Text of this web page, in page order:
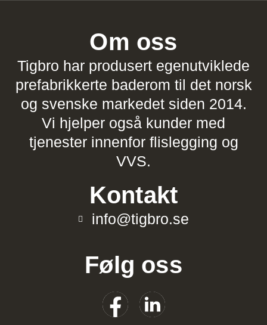
Om oss
Tigbro har produsert egenutviklede
prefabrikkerte baderom til det norsk
og svenske markedet siden 2014.
Vi hjelper også kunder med
tjenester innenfor flislegging og
VVS.
Kontakt
info@tigbro.se
Følg oss